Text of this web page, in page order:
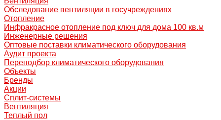
Обследование вентиляции в госучреждениях
Отопление
Инфракрасное отопление под ключ для дома 100 кв.м
Инженерные решения
Оптовые поставки климатического оборудования
Аудит проекта
Переподбор климатического оборудования
Объекты
Бренды
Акции
Сплит-системы
Вентиляция
Теплый пол